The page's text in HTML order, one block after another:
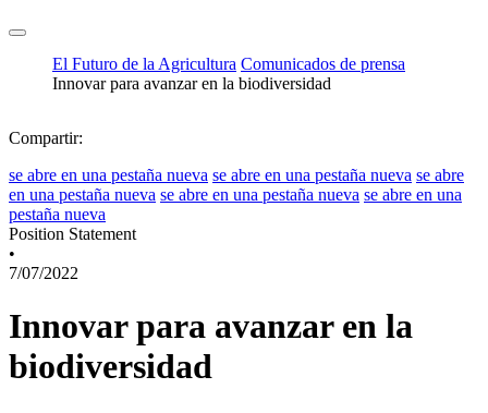
El Futuro de la Agricultura Comunicados de prensa
Innovar para avanzar en la biodiversidad
Compartir:
se abre en una pestaña nueva se abre en una pestaña nueva se abre
en una pestaña nueva se abre en una pestaña nueva se abre en una
pestaña nueva
Position Statement
•
7/07/2022
Innovar para avanzar en la
biodiversidad